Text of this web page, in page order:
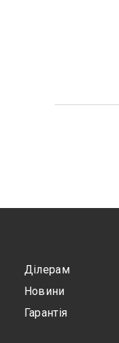
Ділерам
Новини
Гарантія